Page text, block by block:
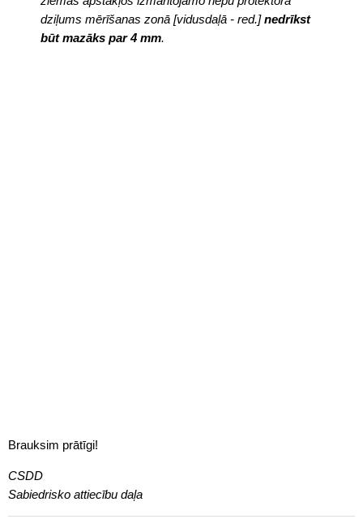
dziļums mērīšanas zonā [vidusdaļā - red.]nedrīkst
būt mazāks par 4 mm.
Brauksim prātīgi!
CSDD
Sabiedrisko attiecību daļa